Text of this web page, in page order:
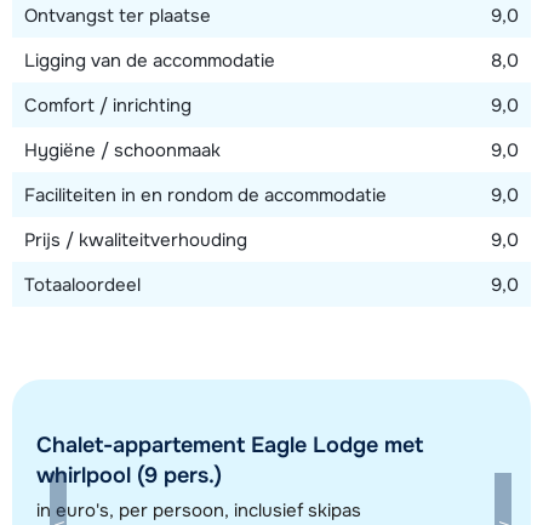
400 meter
Bekijk kaart
Ontvangst ter plaatse
9,0
Ligging van de accommodatie
8,0
Comfort / inrichting
9,0
Hygiëne / schoonmaak
9,0
Faciliteiten in en rondom de accommodatie
9,0
Prijs / kwaliteitverhouding
9,0
Totaaloordeel
9,0
Chalet-appartement Eagle Lodge met
whirlpool (9 pers.)
in euro's, per persoon, inclusief skipas